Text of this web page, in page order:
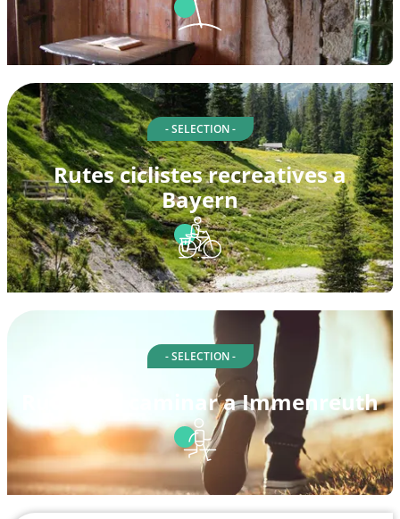
- SELECTION -
Rutes ciclistes recreatives a
Bayern
- SELECTION -
Rutes per caminar a Immenreuth